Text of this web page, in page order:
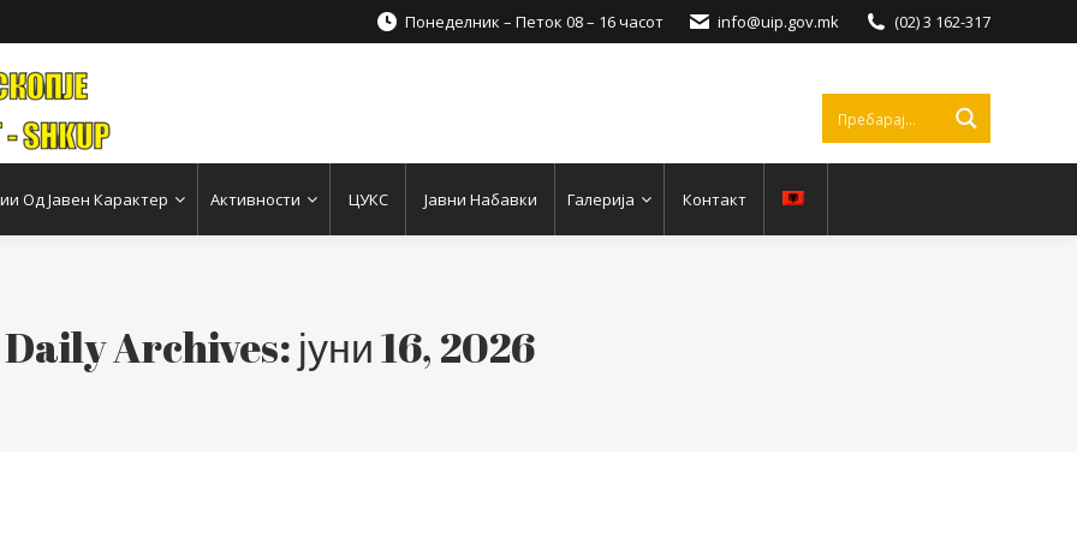
Понеделник – Петок 08 – 16 часот info@uip.gov.mk (02) 3 162-317
Од Јавен Карактер Активности ЦУКС Јавни Набавки Галерија Контакт
Daily Archives:јуни 16, 2026